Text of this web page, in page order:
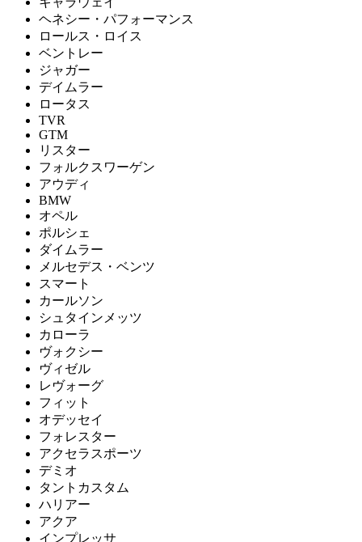
ヘネシー・パフォーマンス
ロールス・ロイス
ベントレー
ジャガー
デイムラー
ロータス
TVR
GTM
リスター
フォルクスワーゲン
アウディ
BMW
オペル
ポルシェ
ダイムラー
メルセデス・ベンツ
スマート
カールソン
シュタインメッツ
カローラ
ヴォクシー
ヴィゼル
レヴォーグ
フィット
オデッセイ
フォレスター
アクセラスポーツ
デミオ
タントカスタム
ハリアー
アクア
インプレッサ